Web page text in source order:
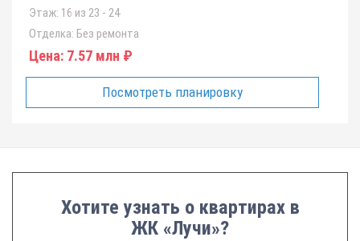
Этаж: 16 из 23 - 24
Отделка: Без ремонта
Цена: 7.57 млн ₽
Посмотреть планировку
Хотите узнать о квартирах в
ЖК «Лучи»?